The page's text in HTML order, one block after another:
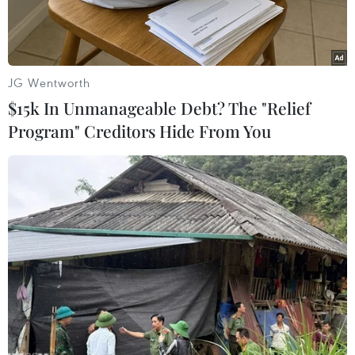
Công ty hướng đến các sản phẩm thân thiện môi trường.
Mới đây, Tetra Pak - "Gã khổng lồ" trong lĩnh
vực bao bì và chế biến thực phẩm - đã công bố
Báo cáo Phát triển Bền vững năm tài chính 2024
(FY24) với những con số ấn tượng, khẳng định
cam kết mạnh mẽ trên hành trình hướng tới
tương lai phát thải ròng bằng 0.
Trong bối cảnh biến đổi khí hậu trở thành thách
JG Wentworth
$15k In Unmanageable Debt? The "Relief
Program" Creditors Hide From You